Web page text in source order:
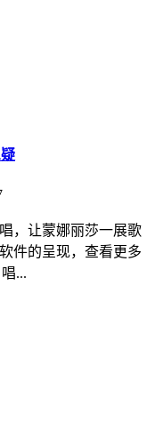
，让蒙娜丽莎一展歌
件的呈现，查看更多
...